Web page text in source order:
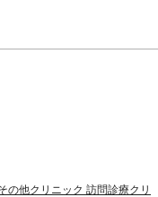
の他クリニック 訪問診療クリ